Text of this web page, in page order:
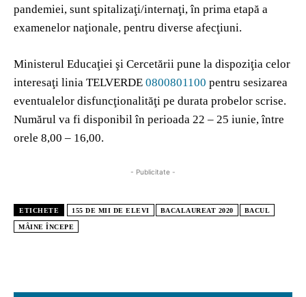
pandemiei, sunt spitalizaţi/internaţi, în prima etapă a
examenelor naţionale, pentru diverse afecţiuni.
Ministerul Educaţiei şi Cercetării pune la dispoziţia celor
interesaţi linia TELVERDE 0800801100 pentru sesizarea
eventualelor disfuncţionalităţi pe durata probelor scrise.
Numărul va fi disponibil în perioada 22 – 25 iunie, între
orele 8,00 – 16,00.
- Publicitate -
ETICHETE 155 DE MII DE ELEVI BACALAUREAT 2020 BACUL
MÂINE ÎNCEPE